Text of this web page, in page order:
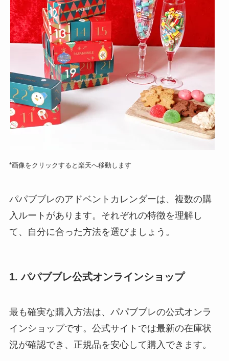
*画像をクリックすると楽天へ移動します
パパブブレのアドベントカレンダーは、複数の購
入ルートがあります。それぞれの特徴を理解し
て、自分に合った方法を選びましょう。
1. パパブブレ公式オンラインショップ
最も確実な購入方法は、パパブブレの公式オンラ
インショップです。公式サイトでは最新の在庫状
況が確認でき、正規品を安心して購入できます。